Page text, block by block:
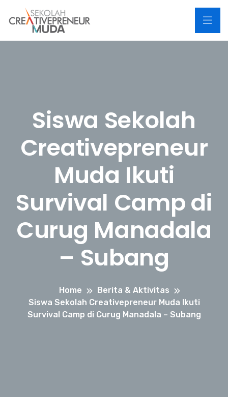
Siswa Sekolah
Creativepreneur
Muda Ikuti
Survival Camp di
Curug Manadala
– Subang
Home
Berita & Aktivitas
Siswa Sekolah Creativepreneur Muda Ikuti
Survival Camp di Curug Manadala – Subang